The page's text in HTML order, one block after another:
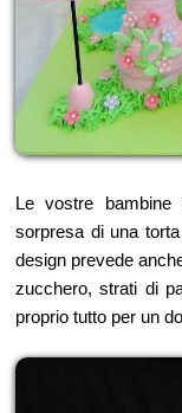
Le vostre bambine
sorpresa di una
design prevede
zucchero, strati di
proprio tutto per un